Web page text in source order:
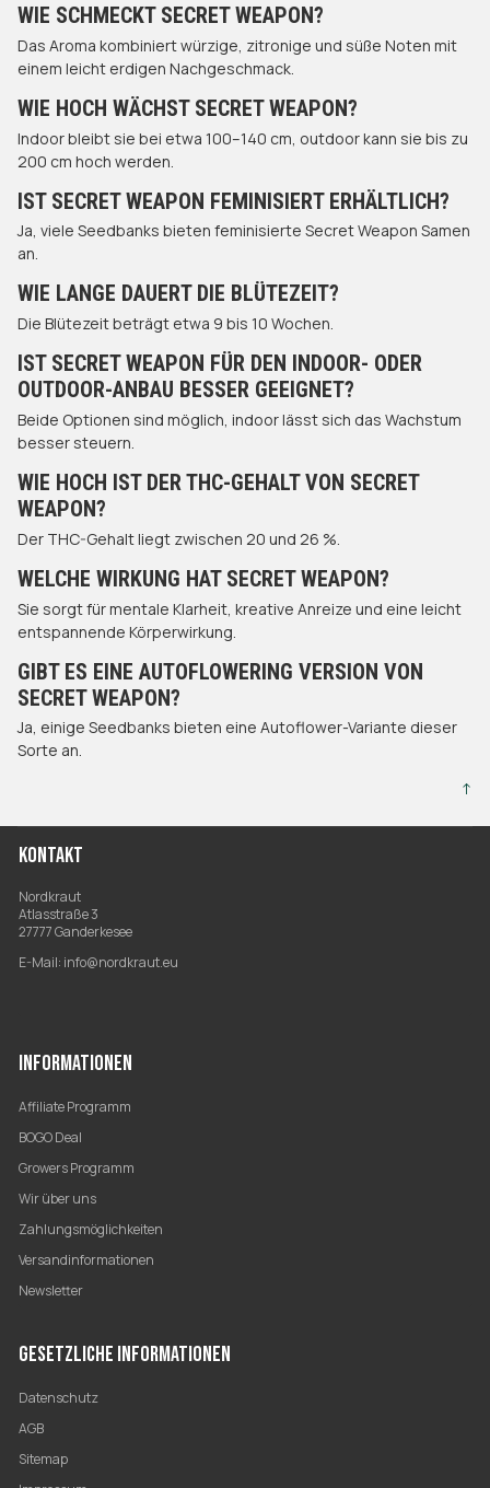
WIE SCHMECKT SECRET WEAPON?
Das Aroma kombiniert würzige, zitronige und süße Noten mit
einem leicht erdigen Nachgeschmack.
WIE HOCH WÄCHST SECRET WEAPON?
Indoor bleibt sie bei etwa 100–140 cm, outdoor kann sie bis zu
200 cm hoch werden.
IST SECRET WEAPON FEMINISIERT ERHÄLTLICH?
Ja, viele Seedbanks bieten feminisierte Secret Weapon Samen
an.
WIE LANGE DAUERT DIE BLÜTEZEIT?
Die Blütezeit beträgt etwa 9 bis 10 Wochen.
IST SECRET WEAPON FÜR DEN INDOOR- ODER
OUTDOOR-ANBAU BESSER GEEIGNET?
Beide Optionen sind möglich, indoor lässt sich das Wachstum
besser steuern.
WIE HOCH IST DER THC-GEHALT VON SECRET
WEAPON?
Der THC-Gehalt liegt zwischen 20 und 26 %.
WELCHE WIRKUNG HAT SECRET WEAPON?
Sie sorgt für mentale Klarheit, kreative Anreize und eine leicht
entspannende Körperwirkung.
GIBT ES EINE AUTOFLOWERING VERSION VON
SECRET WEAPON?
Ja, einige Seedbanks bieten eine Autoflower-Variante dieser
Sorte an.
↑
KONTAKT
Nordkraut
Atlasstraße 3
27777 Ganderkesee
E-Mail: info@nordkraut.eu
INFORMATIONEN
Affiliate Programm
BOGO Deal
Growers Programm
Wir über uns
Zahlungsmöglichkeiten
Versandinformationen
Newsletter
GESETZLICHE INFORMATIONEN
Datenschutz
AGB
Sitemap